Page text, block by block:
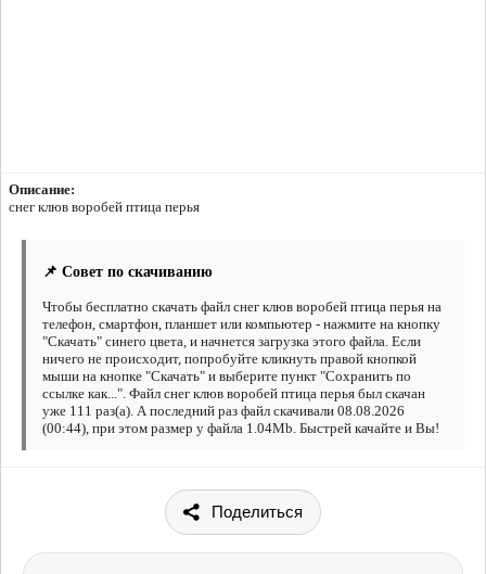
Описание:
снег клюв воробей птица перья
📌 Совет по скачиванию
Чтобы бесплатно скачать файл снег клюв воробей птица перья на
телефон, смартфон, планшет или компьютер - нажмите на кнопку
"Скачать" синего цвета, и начнется загрузка этого файла. Если
ничего не происходит, попробуйте кликнуть правой кнопкой
мыши на кнопке "Скачать" и выберите пункт "Сохранить по
ссылке как...". Файл снег клюв воробей птица перья был скачан
уже 111 раз(а). А последний раз файл скачивали 08.08.2026
(00:44), при этом размер у файла 1.04Mb. Быстрей качайте и Вы!
Поделиться